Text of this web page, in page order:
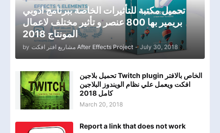
تحميل مكتبة للتأثيرات الخاصة ببرنامج ادوبي
بريمير بها 800 عنصر و تأثير مختلف لاعمال
المونتاج 2018
by مشاريع افتر افكت After Effects Project - July 30, 2018
تحميل بلاجين Twitch plugin الخاص بالافتر
افكت ويعمل علي نظام الويندوز البلاجين
كامل 2018
March 20, 2018
Report a link that does not work